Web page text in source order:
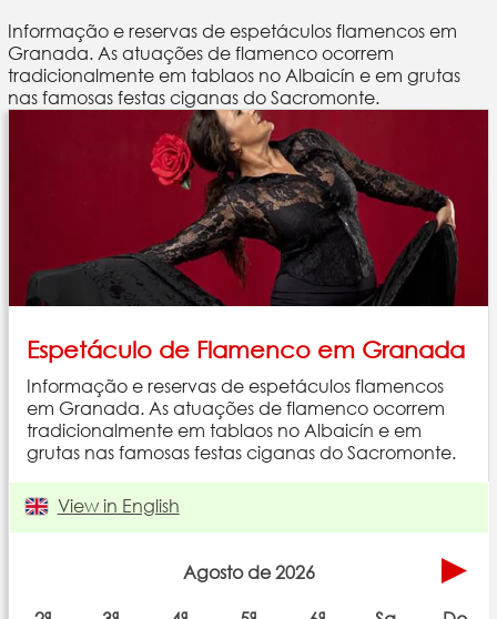
Informação e reservas de espetáculos flamencos em
Granada. As atuações de flamenco ocorrem
tradicionalmente em tablaos no Albaicín e em grutas
nas famosas festas ciganas do Sacromonte.
Espetáculo de Flamenco em Granada
Informação e reservas de espetáculos flamencos
em Granada. As atuações de flamenco ocorrem
tradicionalmente em tablaos no Albaicín e em
grutas nas famosas festas ciganas do Sacromonte.